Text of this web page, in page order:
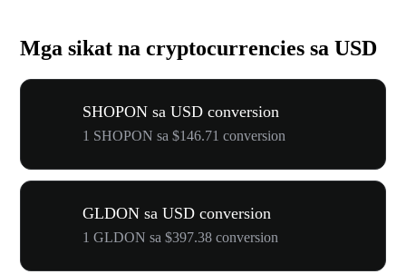
Mga sikat na cryptocurrencies sa USD
SHOPON sa USD conversion
1 SHOPON sa $146.71 conversion
GLDON sa USD conversion
1 GLDON sa $397.38 conversion